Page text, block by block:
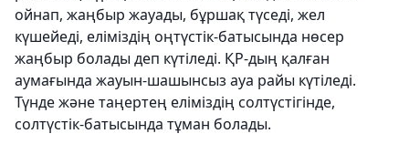
ойнап, жаңбыр жауады, бұршақ түседі, жел
күшейеді, еліміздің оңтүстік-батысында нөсер
жаңбыр болады деп күтіледі. ҚР-дың қалған
аумағында жауын-шашынсыз ауа райы күтіледі.
Түнде және таңертең еліміздің солтүстігінде,
солтүстік-батысында тұман болады.